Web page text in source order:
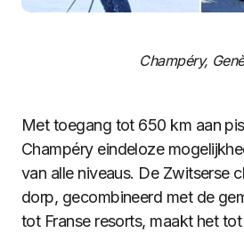
Champéry,
Met toegang tot 650 km aan
Champéry eindeloze
van alle niveaus. De Zwitserse
dorp, gecombineerd met de
tot Franse resorts, maakt het